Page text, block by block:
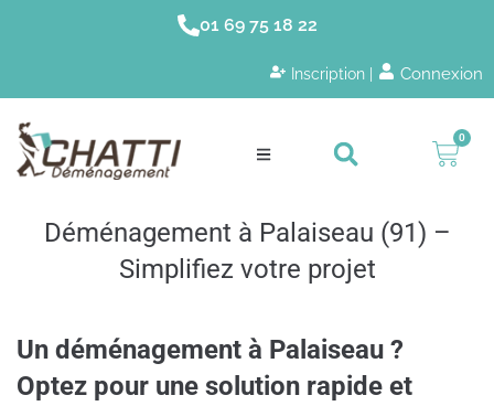
01 69 75 18 22
Inscription | Connexion
0
Déménagement à Palaiseau (91) –
Simplifiez votre projet
Un déménagement à Palaiseau ?
Optez pour une solution rapide et